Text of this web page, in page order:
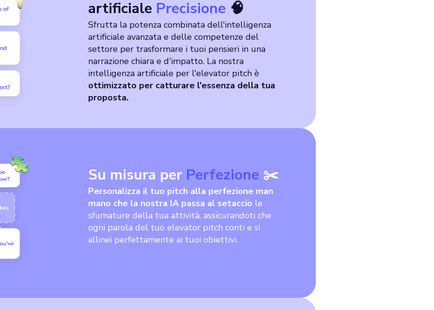
artificiale Precisione 🧠
Sfrutta la potenza combinata dell'intelligenza
artificiale avanzata e delle competenze del
settore per trasformare i tuoi pensieri in una
narrazione chiara e d'impatto. La nostra
intelligenza artificiale per l'elevator pitch è
ottimizzato per catturare l'essenza della tua
proposta.
Su misura per Perfezione ✂️
Personalizza il tuo pitch alla perfezione man
mano che la nostra IA passa al setaccio le
sfumature della tua attività, assicurandoti che
ogni parola del tuo elevator pitch conti e si
allinei perfettamente ai tuoi obiettivi.